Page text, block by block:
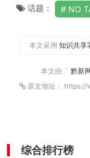
话题： NO
本文采用 知识共享
本文由「 黔新
原文地址： https://
综合排行榜